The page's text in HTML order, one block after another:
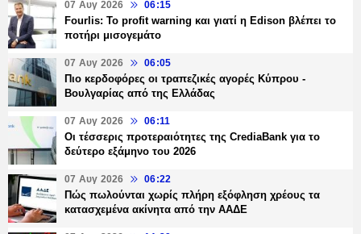
07 Αυγ 2026 06:15
Fourlis: Το profit warning και γιατί η Edison βλέπει το
ποτήρι μισογεμάτο
07 Αυγ 2026 06:05
Πιο κερδοφόρες οι τραπεζικές αγορές Κύπρου -
Βουλγαρίας από της Ελλάδας
07 Αυγ 2026 06:11
Οι τέσσερις προτεραιότητες της CrediaBank για το
δεύτερο εξάμηνο του 2026
07 Αυγ 2026 06:22
Πώς πωλούνται χωρίς πλήρη εξόφληση χρέους τα
κατασχεμένα ακίνητα από την ΑΑΔΕ